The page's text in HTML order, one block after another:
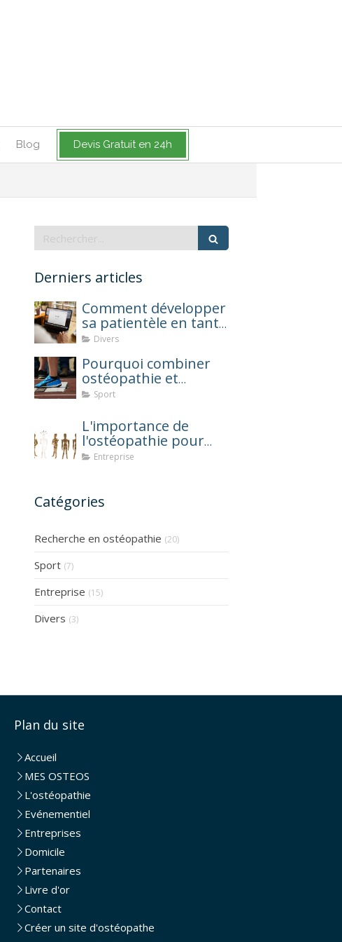
Blog Devis Gratuit en 24h
Derniers articles
Comment développer
sa patientèle en tant
qu'ostéopathe ?
Divers
Pourquoi combiner
ostéopathie et
coaching sportif
Sport
L'importance de
l'ostéopathie pour
réduire l'absentéisme
Entreprise
Catégories
Recherche en ostéopathie (20)
Sport (7)
Entreprise (15)
Divers (3)
Plan du site
Accueil
MES OSTEOS
L'ostéopathie
Evénementiel
Entreprises
Domicile
Partenaires
Livre d'or
Contact
Créer un site d'ostéopathe